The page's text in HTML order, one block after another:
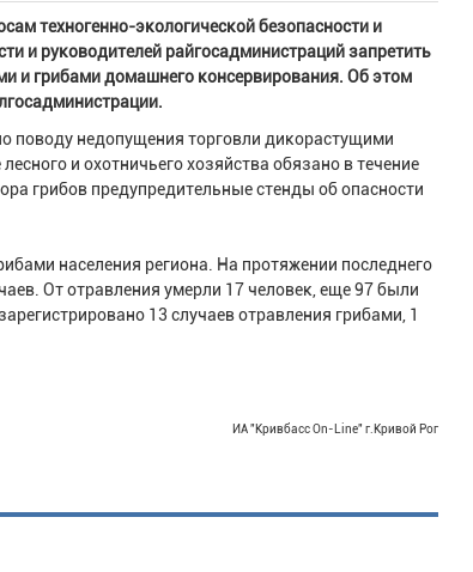
техногенно-экологической безопасности и
и руководителей райгосадминистраций запретить
и грибами домашнего консервирования. Об этом
поводу недопущения торговли дикорастущими
и охотничьего хозяйства обязано в течение
грибов предупредительные стенды об опасности
населения региона. На протяжении последнего
От отравления умерли 17 человек, еще 97 были
13 случаев отравления грибами, 1
ИА "Кривбасс On-Line" г.Кривой Рог